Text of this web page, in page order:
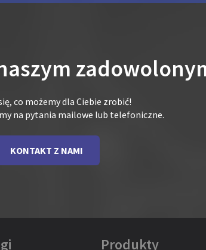
co możemy dla Ciebie zrobić!
na pytania mailowe lub telefoniczne.
KONTAKT Z NAMI
Produkty